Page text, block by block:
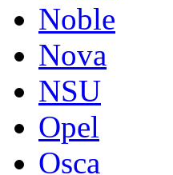
Noble
Nova
NSU
Opel
Osca